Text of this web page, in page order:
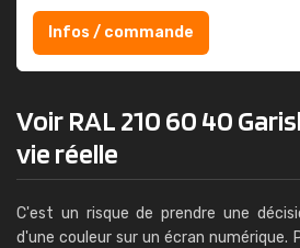
Infos / commande
Voir RAL 210 60 40
vie réelle
C'est un risque de prendre une
d'une couleur sur un écran numérique.